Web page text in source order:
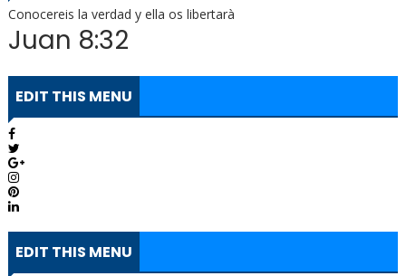
Conocereis la verdad y ella os libertarà
Juan 8:32
EDIT THIS MENU
EDIT THIS MENU